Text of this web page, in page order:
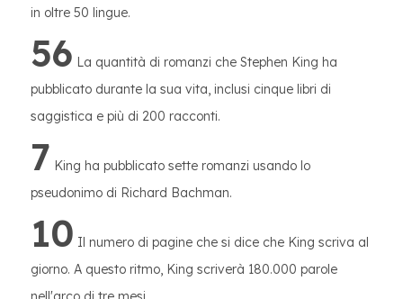
in oltre 50 lingue.
56 La quantità di romanzi che Stephen King ha
pubblicato durante la sua vita, inclusi cinque libri di
saggistica e più di 200 racconti.
7 King ha pubblicato sette romanzi usando lo
pseudonimo di Richard Bachman.
10 Il numero di pagine che si dice che King scriva al
giorno. A questo ritmo, King scriverà 180.000 parole